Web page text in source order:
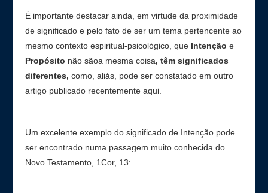
É importante destacar ainda, em virtude da proximidade
de significado e pelo fato de ser um tema pertencente ao
mesmo contexto espiritual-psicológico, que Intenção e
Propósito não sãoa mesma coisa, têm significados
diferentes,como, aliás, pode ser constatado em outro
artigo publicado recentemente aqui.
Um excelente exemplo do significado de Intenção pode
ser encontrado numa passagem muito conhecida do
Novo Testamento, 1Cor, 13: